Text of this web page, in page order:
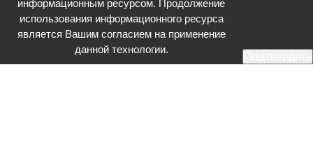
информационным ресурсом. Продолжение
использования информационного ресурса
является Вашим согласием на применение
данной технологии.